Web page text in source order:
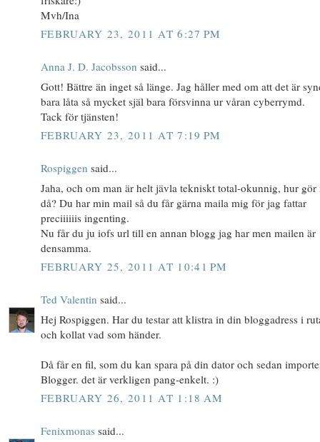
Mvh/Ina
FEBRUARY 23, 2011 AT 6:27 PM
Anna J. D. Jacobsson said...
Gott! Bättre än inget så länge. Jag håller med om att det är
bara låta så mycket själ bara försvinna ur våran cyberrymd.
Tack för tjänsten!
FEBRUARY 23, 2011 AT 7:19 PM
Rospiggen said...
Jaha, och om man är helt jävla tekniskt total-okunnig, hur gör
då? Du har min mail så du får gärna maila mig för jag fattar
preciiiiiis ingenting.
Nu får du ju iofs url till en annan blogg jag har men mailen är
densamma.
FEBRUARY 25, 2011 AT 10:41 PM
Ted Valentin said...
Hej Rospiggen. Har du testar att klistra in din bloggadress i
och kollat vad som händer.
Då får en fil, som du kan spara på din dator och sedan
Blogger. det är verkligen pang-enkelt. :)
FEBRUARY 26, 2011 AT 1:18 AM
Fenixmonas said...